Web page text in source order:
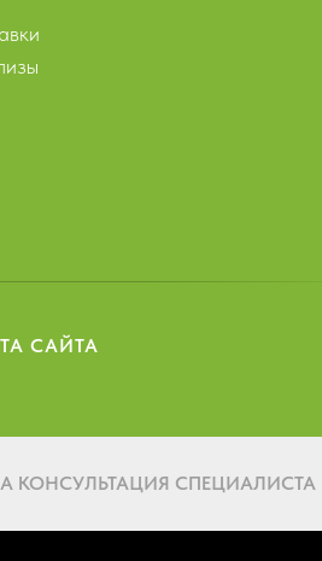
САЙТА
КОНСУЛЬТАЦИЯ СПЕЦИАЛИСТА